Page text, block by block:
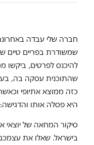
חברה שלי עבדה
שמשודרת בפריים טיים
להיכנס לפרטים, ביקשו
שהתוכנית עסקה בה,
כזה ממוצא אתיופי
היא פסלה אותו
סיקור המחאה של יוצאי
בישראל. שאלו את עצמכם